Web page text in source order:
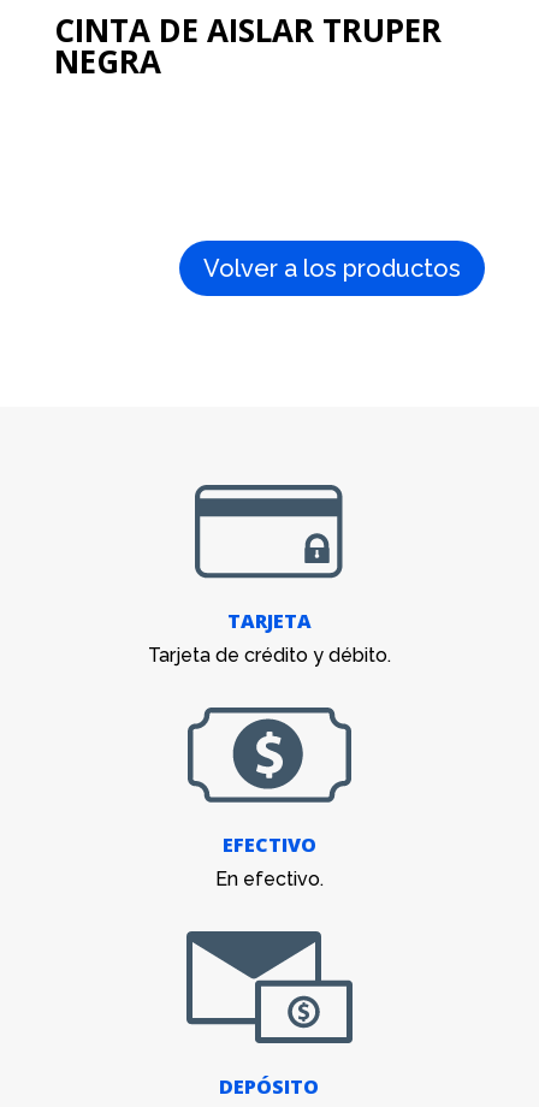
CINTA DE AISLAR TRUPER
NEGRA
Volver a los productos
TARJETA
Tarjeta de crédito y débito.
EFECTIVO
En efectivo.
DEPÓSITO